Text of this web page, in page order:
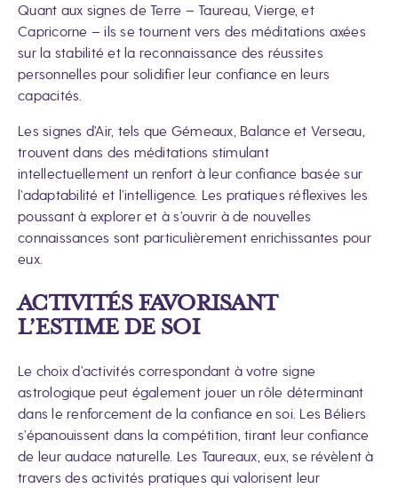
Quant aux signes de Terre – Taureau, Vierge, et
Capricorne – ils se tournent vers des méditations axées
sur la stabilité et la reconnaissance des réussites
personnelles pour solidifier leur confiance en leurs
capacités.
Les signes d’Air, tels que Gémeaux, Balance et Verseau,
trouvent dans des méditations stimulant
intellectuellement un renfort à leur confiance basée sur
l’adaptabilité et l’intelligence. Les pratiques réflexives les
poussant à explorer et à s’ouvrir à de nouvelles
connaissances sont particulièrement enrichissantes pour
eux.
ACTIVITÉS FAVORISANT
L’ESTIME DE SOI
Le choix d’activités correspondant à votre signe
astrologique peut également jouer un rôle déterminant
dans le renforcement de la confiance en soi. Les Béliers
s’épanouissent dans la compétition, tirant leur confiance
de leur audace naturelle. Les Taureaux, eux, se révèlent à
travers des activités pratiques qui valorisent leur